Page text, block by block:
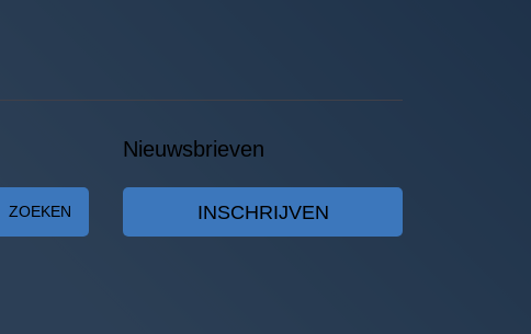
ZOEKEN
Nieuwsbrieven
INSCHRIJVEN